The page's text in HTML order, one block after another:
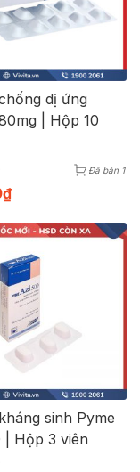
dị ứng
| Hộp 10
Đã bán 1
₫
sinh Pyme
| Hộp 3 viên